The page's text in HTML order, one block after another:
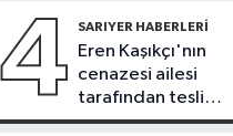
alın
4 SARIYER HABERLERI
Eren Kaşıkçı'nın
cenazesi ailesi
tarafından teslim
alındı